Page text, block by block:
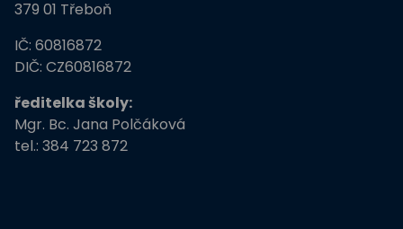
379 01 Třeboň
IČ: 60816872
DIČ: CZ60816872
ředitelka školy:
Mgr. Bc. Jana Polčáková
tel.: 384 723 872